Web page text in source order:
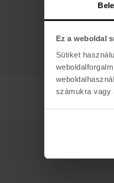
Ez a weboldal
Sütiket
számukra vagy